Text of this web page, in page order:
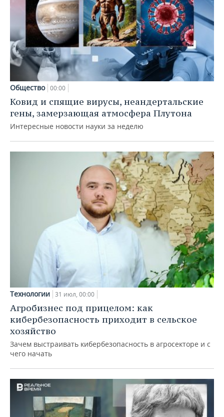
Общество 00:00
Ковид и спящие вирусы, неандертальские
гены, замерзающая атмосфера Плутона
Интересные новости науки за неделю
Технологии 31 июл, 00:00
Агробизнес под прицелом: как
кибербезопасность приходит в сельское
хозяйство
Зачем выстраивать кибербезопасность в агросекторе и с
чего начать